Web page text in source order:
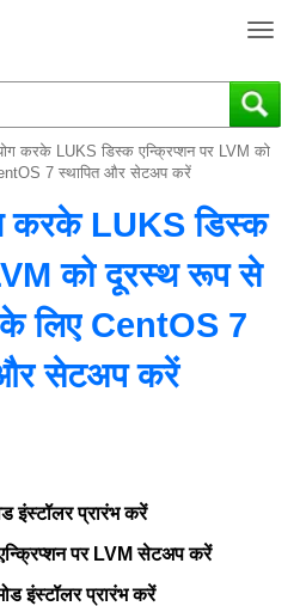
T
g
g
a
i
करके LUKS डिस्क एन्क्रिप्शन पर LVM को
7 स्थापित और सेटअप करें
करके LUKS डिस्क
को दूरस्थ रूप से
लिए CentOS 7
सेटअप करें
इंस्टॉलर प्रारंभ करें
पर LVM सेटअप करें
इंस्टॉलर प्रारंभ करें